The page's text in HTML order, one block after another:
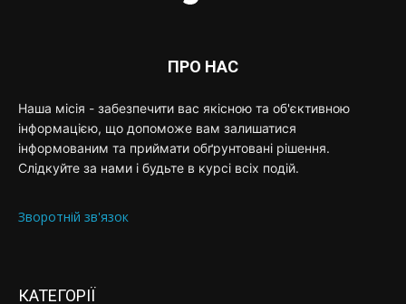
ПРО НАС
Наша місія - забезпечити вас якісною та об'єктивною
інформацією, що допоможе вам залишатися
інформованим та приймати обґрунтовані рішення.
Слідкуйте за нами і будьте в курсі всіх подій.
Зворотній зв'язок
КАТЕГОРІЇ